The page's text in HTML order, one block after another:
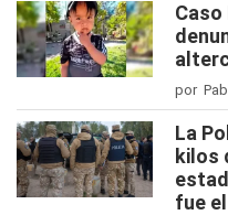
Caso
por
La
kilos
fue